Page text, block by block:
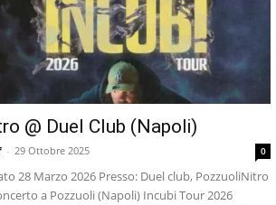
@ Duel Club (Napoli)
- 29 Ottobre 2025 0
28 Marzo 2026 Presso: Duel club, PozzuoliNitro
a Pozzuoli (Napoli) Incubi Tour 2026